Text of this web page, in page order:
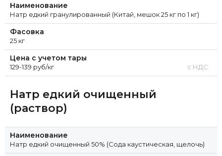
Наименование
Натр едкий гранулированный (Китай, мешок 25 кг по 1 кг)
Фасовка
25 кг
Цена с учетом тары
129-139 руб/кг с НДС
Натр едкий очищенный
(раствор)
Наименование
Натр едкий очищенный 50% (Сода каустическая, щелочь)